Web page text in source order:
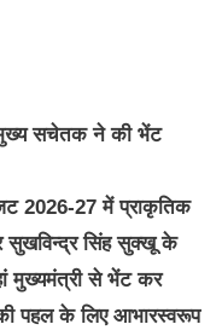
मुख्य सचेतक ने की भेंट
2026-27 में प्राकृतिक
सुखविन्द्र सिंह सुक्खू के
मुख्यमंत्री से भेंट कर
पहल के लिए आभारस्वरूप